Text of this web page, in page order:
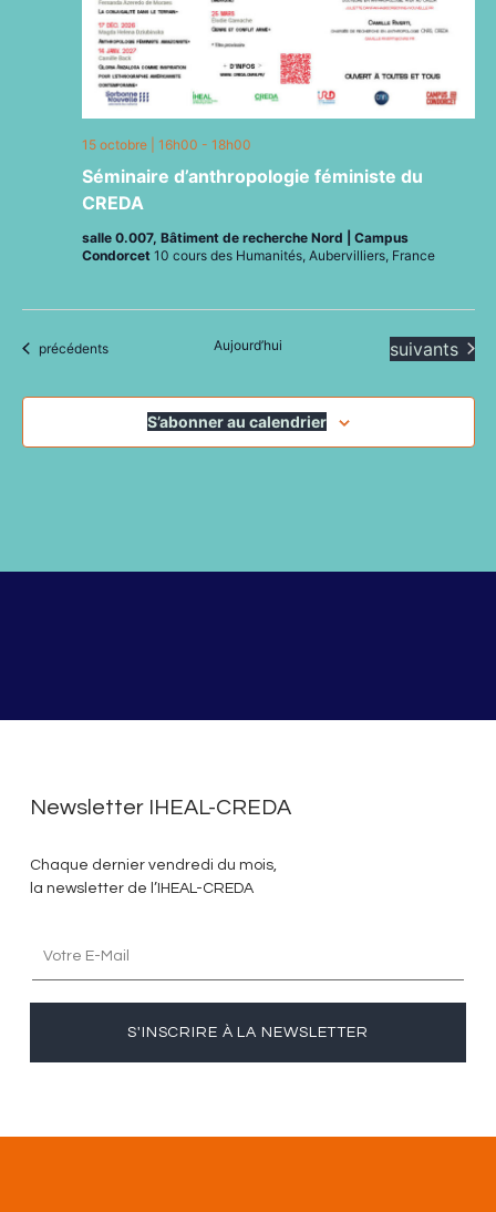
Séminaire d’anthropologie féministe du
CREDA
15 octobre | 16h00 - 18h00
salle 0.007, Bâtiment de recherche Nord | Campus
Condorcet 10 cours des Humanités, Aubervilliers, France
Évènements
précédents Aujourd’hui Évènements
suivants
S’abonner au calendrier
Newsletter IHEAL-CREDA
Chaque dernier vendredi du mois,
la newsletter de l’IHEAL-CREDA
S'INSCRIRE À LA NEWSLETTER